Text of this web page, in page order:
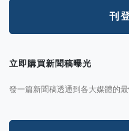
刊
立即購買新聞稿曝光
發一篇新聞稿透通到各大媒體的